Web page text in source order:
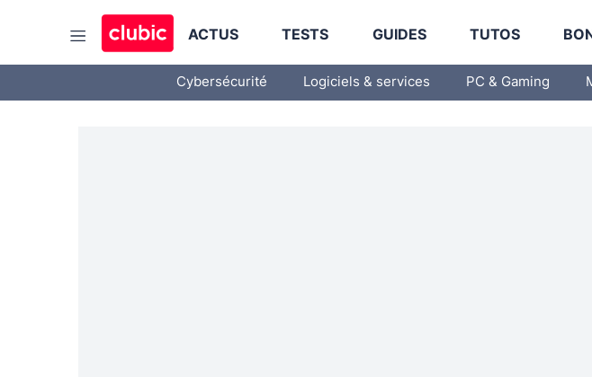
ACTUS TESTS GUIDES TUTOS
Cybersécurité Logiciels & services PC & Gaming